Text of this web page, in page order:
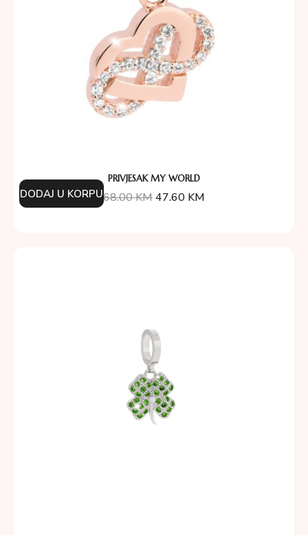
PRIVJESAK MY WORLD
68.00KM47.60 KM
DODAJ U KORPU